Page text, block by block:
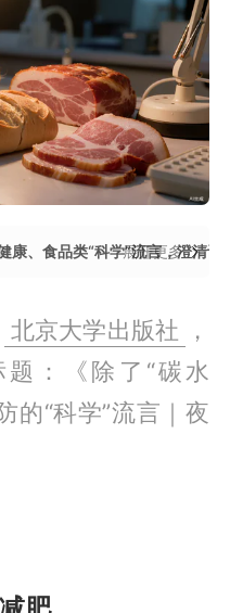
康、食品类“科学”流言，澄清
展开更多
北京大学出版社
，
：《除了“碳水
的“科学”流言｜夜